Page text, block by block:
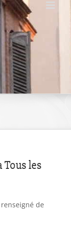
Tous les
de